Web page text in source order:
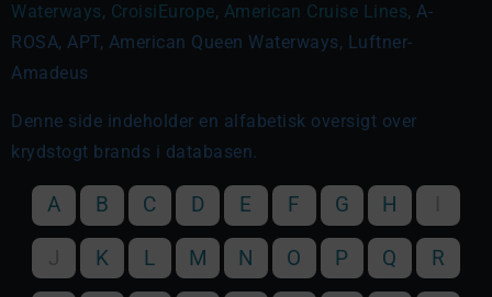
Waterways, CroisiEurope, American Cruise Lines, A-
ROSA, APT, American Queen Waterways, Luftner-
Amadeus
Denne side indeholder en alfabetisk oversigt over
krydstogt brands i databasen.
A B C D E F G H
K L M N O P Q R